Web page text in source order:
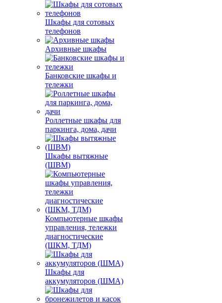
Шкафы для сотовых
телефонов
Архивные шкафы
Банковские шкафы и
тележки
Роллетные шкафы для
паркинга, дома, дачи
Шкафы вытяжные
(ШВМ)
Компьютерные шкафы
управления, тележки
диагностические
(ШКМ, ТДМ)
Шкафы для
аккумуляторов (ШМА)